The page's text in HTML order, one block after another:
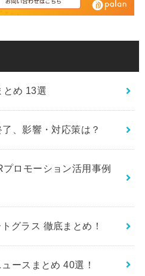
とめ 13選
、影響・対応策は？
プロモーション活用事例
グラス 徹底まとめ！
ースまとめ 40選！